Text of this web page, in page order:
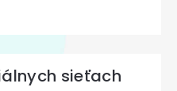
sieťach